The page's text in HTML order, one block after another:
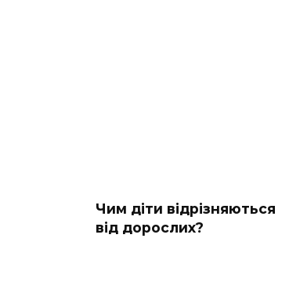
Чим діти відрізняються
від дорослих?